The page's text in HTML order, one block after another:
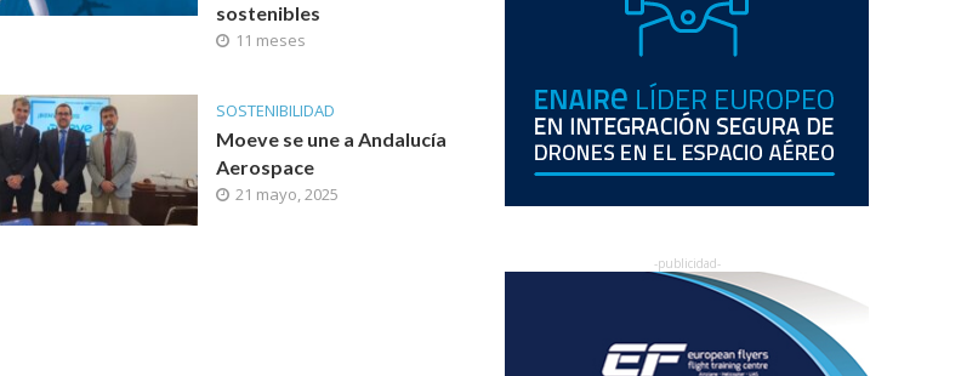
sostenibles
11 meses
SOSTENIBILIDAD
Moeve se une a Andalucía
Aerospace
21 mayo, 2025